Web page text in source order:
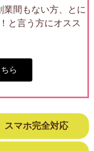
業間もない方、とに
と言う方にオスス
ら
スマホ完全対応